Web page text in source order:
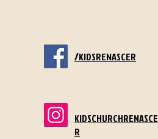
/KIDSRENASCER
KIDSCHURCHRENASCE
R